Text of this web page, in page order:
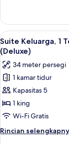
Bebas
Asap
Rokok
In
Shower)
Kamar,
Tempat
Tidur
King,
akses
difabel,
Bebas
Asap
Rokok
In
Shower)
Lihat
semua
foto
untuk
Suite
Keluarga,
1
Tempat
Tidur
King,
4
Suite Keluarga, 1
(Deluxe)
34 meter persegi
1 kamar tidur
Kapasitas 5
1 king
Wi-Fi Gratis
Rincian
Rincian